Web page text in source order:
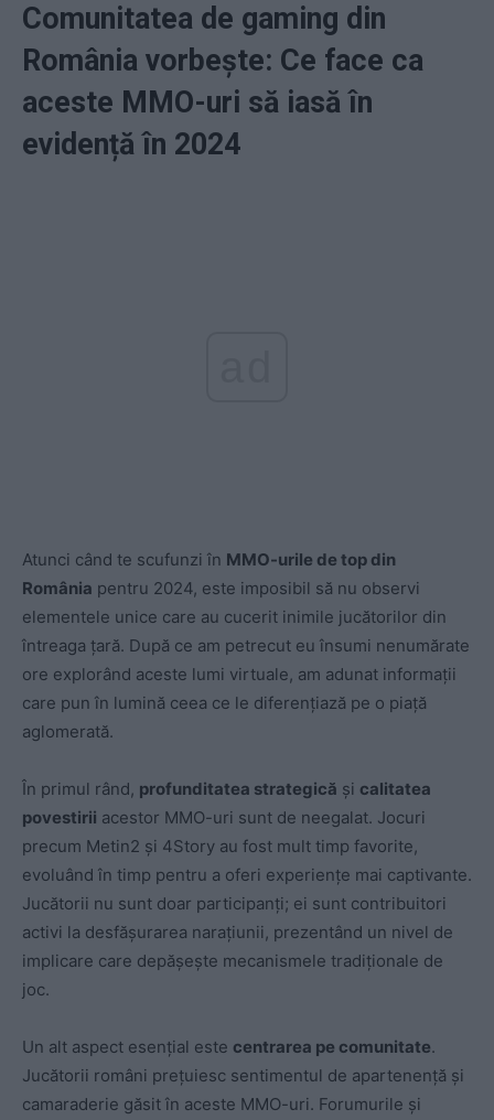
Comunitatea de gaming din
România vorbește: Ce face ca
aceste MMO-uri să iasă în
evidență în 2024
Atunci când te scufunzi în MMO-urile de top din
România pentru 2024, este imposibil să nu observi
elementele unice care au cucerit inimile jucătorilor din
întreaga țară. După ce am petrecut eu însumi nenumărate
ore explorând aceste lumi virtuale, am adunat informații
care pun în lumină ceea ce le diferențiază pe o piață
aglomerată.
În primul rând, profunditatea strategică și calitatea
povestirii acestor MMO-uri sunt de neegalat. Jocuri
precum Metin2 și 4Story au fost mult timp favorite,
evoluând în timp pentru a oferi experiențe mai captivante.
Jucătorii nu sunt doar participanți; ei sunt contribuitori
activi la desfășurarea narațiunii, prezentând un nivel de
implicare care depășește mecanismele tradiționale de
joc.
Un alt aspect esențial este centrarea pe comunitate.
Jucătorii români prețuiesc sentimentul de apartenență și
camaraderie găsit în aceste MMO-uri. Forumurile și